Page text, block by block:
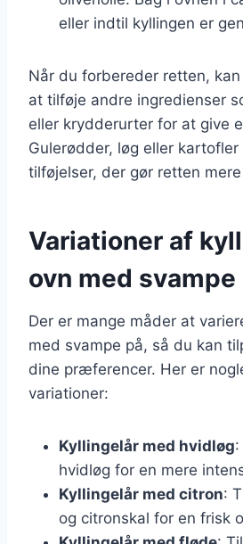
eller indtil kyllingen er
Når du forbereder retten,
at tilføje andre ingredienser
eller krydderurter for at give
Gulerødder, løg eller
tilføjelser, der gør retten
Variationer af
ovn med svampe
Der er mange måder at
med svampe på, så du kan
dine præferencer. Her er
variationer:
Kyllingelår med hvidløg
hvidløg for en mere
Kyllingelår med citron:
og citronskal for en frisk